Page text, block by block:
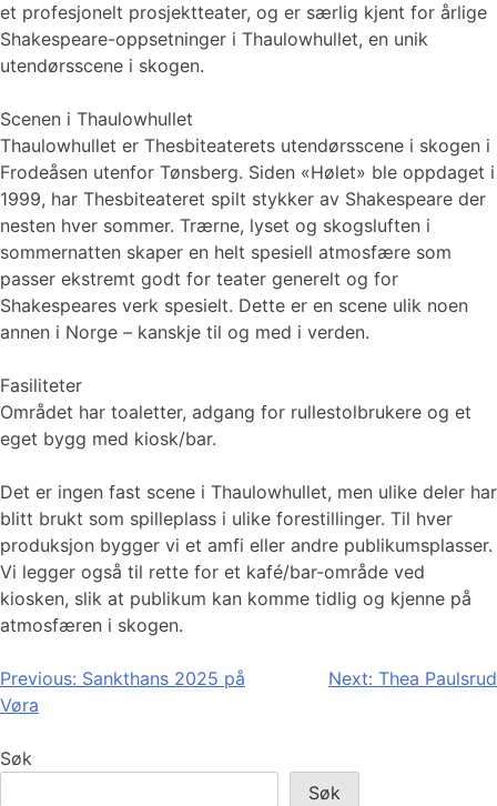
et profesjonelt prosjektteater, og er særlig kjent for årlige
Shakespeare-oppsetninger i Thaulowhullet, en unik
utendørsscene i skogen.
Scenen i Thaulowhullet
Thaulowhullet er Thesbiteaterets utendørsscene i skogen i
Frodeåsen utenfor Tønsberg. Siden «Hølet» ble oppdaget i
1999, har Thesbiteateret spilt stykker av Shakespeare der
nesten hver sommer. Trærne, lyset og skogsluften i
sommernatten skaper en helt spesiell atmosfære som
passer ekstremt godt for teater generelt og for
Shakespeares verk spesielt. Dette er en scene ulik noen
annen i Norge – kanskje til og med i verden.
Fasiliteter
Området har toaletter, adgang for rullestolbrukere og et
eget bygg med kiosk/bar.
Det er ingen fast scene i Thaulowhullet, men ulike deler har
blitt brukt som spilleplass i ulike forestillinger. Til hver
produksjon bygger vi et amfi eller andre publikumsplasser.
Vi legger også til rette for et kafé/bar-område ved
kiosken, slik at publikum kan komme tidlig og kjenne på
atmosfæren i skogen.
Innleggsnavigasjon
Previous: Sankthans 2025 på
Vøra
Next: Thea Paulsrud
Søk
Søk